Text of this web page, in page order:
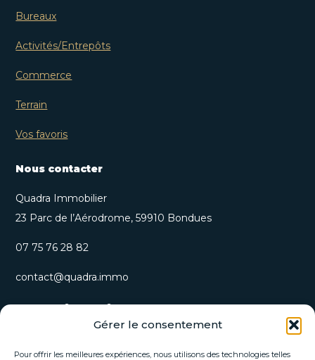
Gérer le consentement
Pour offrir les meilleures expériences, nous utilisons des technologies telles
Bureaux
Activités/Entrepôts
Commerce
Terrain
Vos favoris
Nous contacter
Quadra Immobilier
23 Parc de l’Aérodrome, 59910 Bondues
07 75 76 28 82
contact@quadra.immo
S’inscrire à notre newsletter
Recevez nos opportunités immobilières et actualités
directement par email.